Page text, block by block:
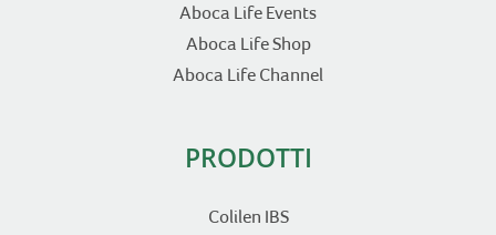
Aboca Life Events
Aboca Life Shop
Aboca Life Channel
PRODOTTI
Colilen IBS